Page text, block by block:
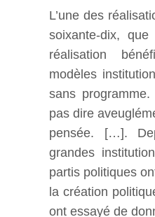
L’une des
soixante-dix,
réalisation
modèles
sans
pas dire
pensée. […].
grandes
partis politiques
la création
ont essayé de